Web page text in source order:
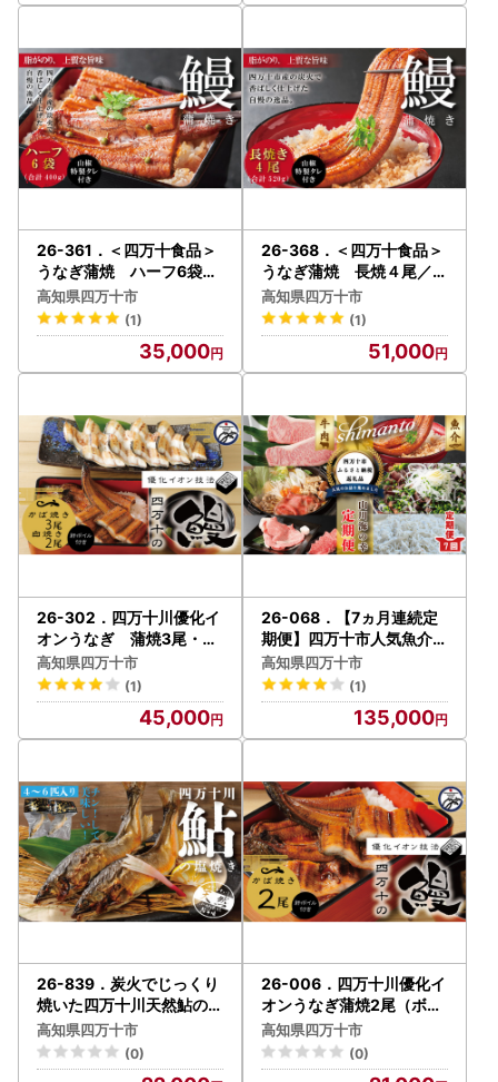
26-361．＜四万十食品＞
うなぎ蒲焼 ハーフ6袋／
ＣＤ
高知県四万十市
(1)
35,000
26-368．＜四万十食品＞
うなぎ蒲焼 長焼４尾／Ｄ
ＥＥ
高知県四万十市
(1)
51,000
26-302．四万十川優化イ
オンうなぎ 蒲焼3尾・白
焼2尾（ボイル肝、たれ付
き）
高知県四万十市
(1)
45,000
26-068．【7ヵ月連続定
期便】四万十市人気魚介＆
お肉返礼品
高知県四万十市
(1)
135,000
26-839．炭火でじっくり
焼いた四万十川天然鮎の塩
焼き４～６匹
高知県四万十市
(0)
26-006．四万十川優化イ
オンうなぎ蒲焼2尾（ボイ
ル肝、たれ付き）
高知県四万十市
(0)